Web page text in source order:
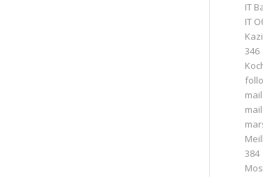
IT
IT
346
384